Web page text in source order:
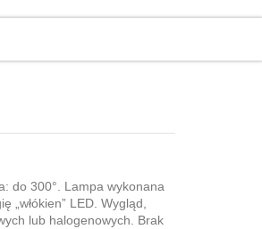
do 300°. Lampa wykonana
„włókien” LED. Wygląd,
lub halogenowych. Brak